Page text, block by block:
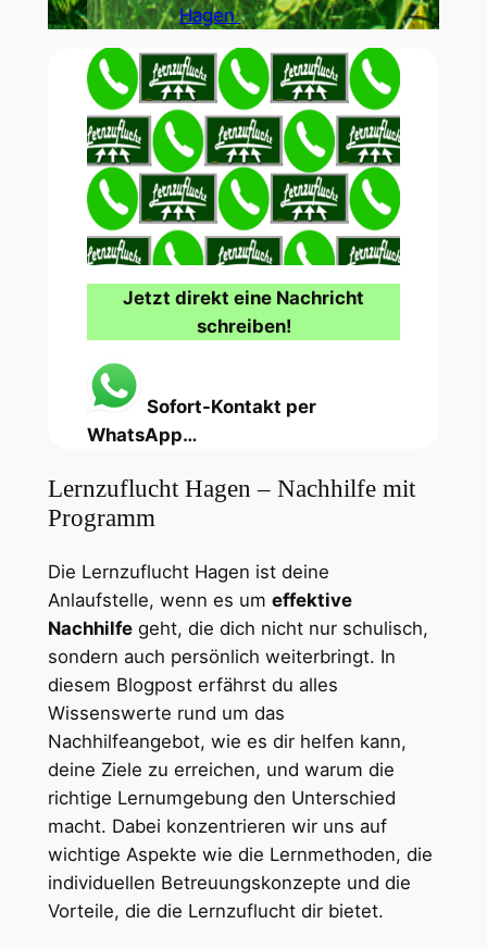
Hagen
Jetzt direkt eine Nachricht
schreiben!
Sofort-Kontakt per
WhatsApp…
Lernzuflucht Hagen – Nachhilfe mit
Programm
Die Lernzuflucht Hagen ist deine
Anlaufstelle, wenn es um effektive
Nachhilfegeht, die dich nicht nur schulisch,
sondern auch persönlich weiterbringt. In
diesem Blogpost erfährst du alles
Wissenswerte rund um das
Nachhilfeangebot, wie es dir helfen kann,
deine Ziele zu erreichen, und warum die
richtige Lernumgebung den Unterschied
macht. Dabei konzentrieren wir uns auf
wichtige Aspekte wie die Lernmethoden, die
individuellen Betreuungskonzepte und die
Vorteile, die die Lernzuflucht dir bietet.